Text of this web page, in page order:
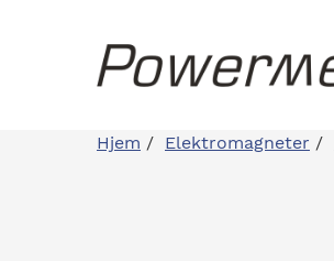
Hjem / Elektromagneter /